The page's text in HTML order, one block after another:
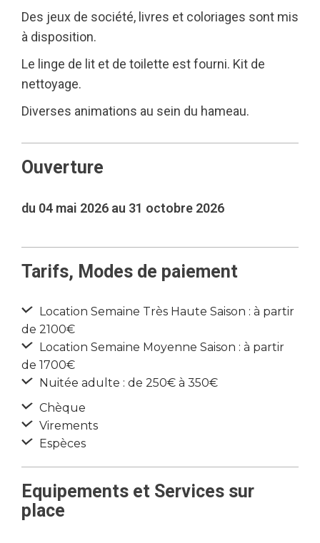
Des jeux de société, livres et coloriages sont mis
à disposition.
Le linge de lit et de toilette est fourni. Kit de
nettoyage.
Diverses animations au sein du hameau.
Ouverture
du 04 mai 2026 au 31 octobre 2026
Tarifs, Modes de paiement
Location Semaine Très Haute Saison : à partir
de 2100€
Location Semaine Moyenne Saison : à partir
de 1700€
Nuitée adulte : de 250€ à 350€
Chèque
Virements
Espèces
Equipements et Services sur
place